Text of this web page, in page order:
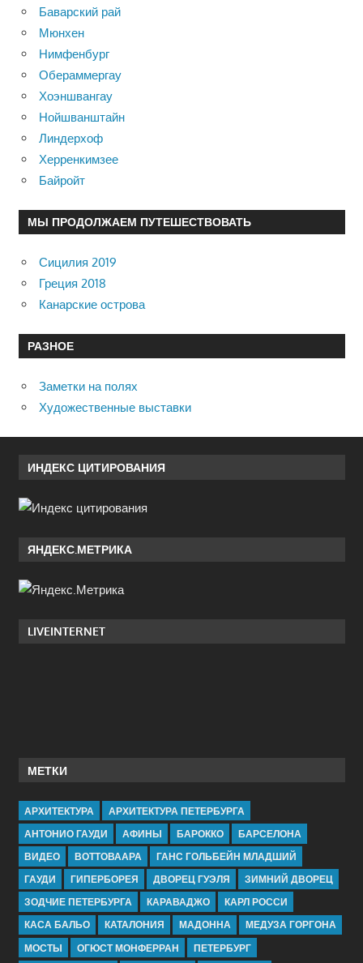
Баварский рай
Мюнхен
Нимфенбург
Обераммергау
Хоэншвангау
Нойшванштайн
Линдерхоф
Херренкимзее
Байройт
МЫ ПРОДОЛЖАЕМ ПУТЕШЕСТВОВАТЬ
Сицилия 2019
Греция 2018
Канарские острова
РАЗНОЕ
Заметки на полях
Художественные выставки
ИНДЕКС ЦИТИРОВАНИЯ
ЯНДЕКС.МЕТРИКА
LIVEINTERNET
МЕТКИ
АРХИТЕКТУРА
АРХИТЕКТУРА ПЕТЕРБУРГА
АНТОНИО ГАУДИ
АФИНЫ БАРОККО
БАРСЕЛОНА
ВИДЕО
ВОТТОВААРА
ГАНС ГОЛЬБЕЙН МЛАДШИЙ
ГАУДИ
ГИПЕРБОРЕЯ ДВОРЕЦ ГУЭЛЯ
ЗИМНИЙ ДВОРЕЦ
ЗОДЧИЕ ПЕТЕРБУРГА
КАРАВАДЖО
КАРЛ РОССИ
КАСА БАЛЬО
КАТАЛОНИЯ МАДОННА
МЕДУЗА ГОРГОНА
МОСТЫ
ОГЮСТ МОНФЕРРАН ПЕТЕРБУРГ